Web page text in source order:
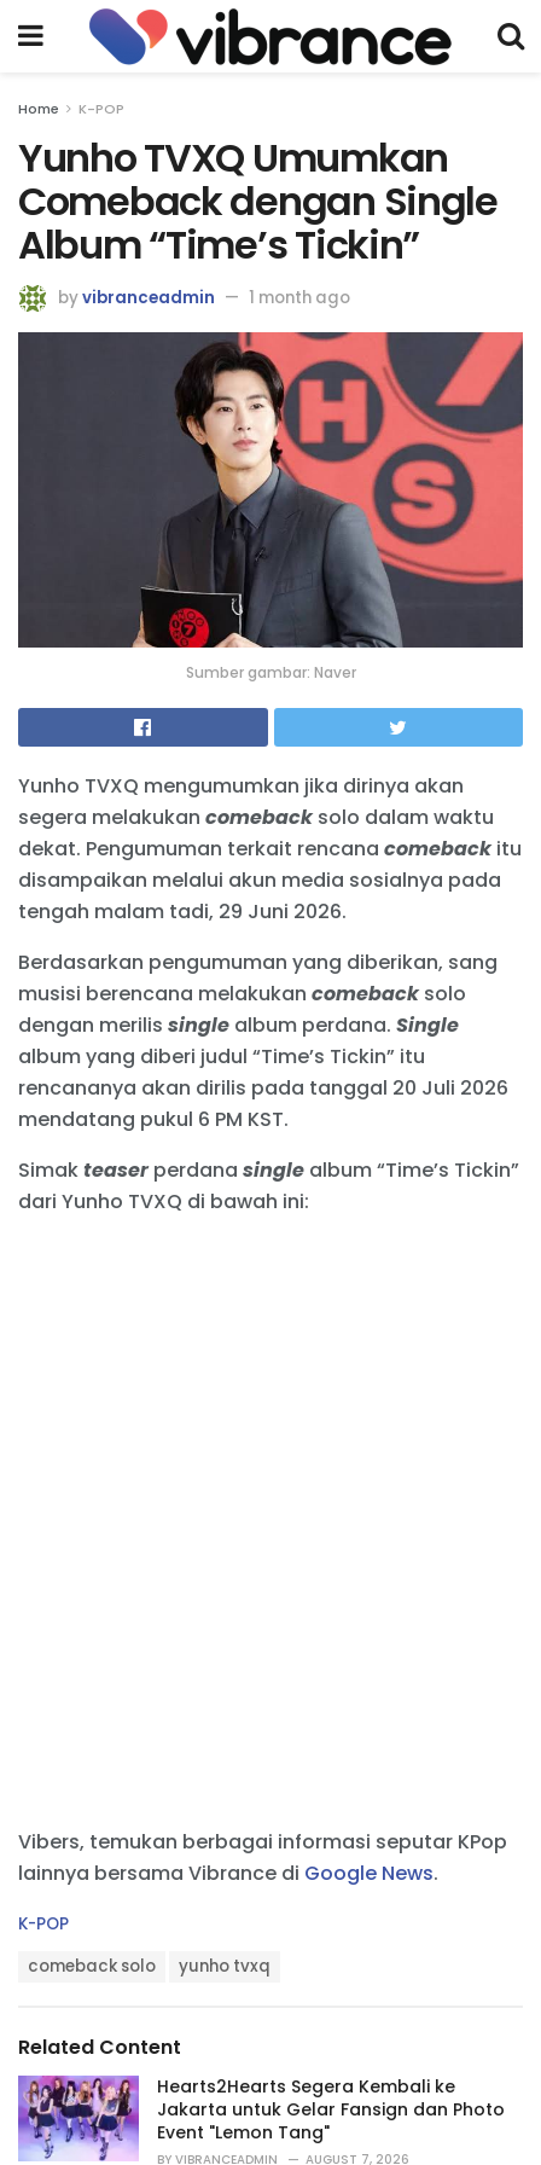
Home K-POP
Yunho TVXQ Umumkan
Comeback dengan Single
Album “Time’s Tickin”
byvibranceadmin 1 month ago
Sumber gambar: Naver
Yunho TVXQ mengumumkan jika dirinya akan
segera melakukan comebacksolo dalam waktu
dekat. Pengumuman terkait rencana comebackitu
disampaikan melalui akun media sosialnya pada
tengah malam tadi, 29 Juni 2026.
Berdasarkan pengumuman yang diberikan, sang
musisi berencana melakukan comebacksolo
dengan merilis single album perdana. Single
album yang diberi judul “Time’s Tickin” itu
rencananya akan dirilis pada tanggal 20 Juli 2026
mendatang pukul 6 PM KST.
Simakteaserperdana single album “Time’s Tickin”
dari Yunho TVXQ di bawah ini:
Vibers, temukan berbagai informasi seputar KPop
lainnya bersama Vibrance di Google News.
C
r
i
e
s
:
K-POP
:
comeback solo yunho tvxq
Related Content
Hearts2Hearts Segera Kembali ke
Jakarta untuk Gelar Fansign dan Photo
Event "Lemon Tang"
BY VIBRANCEADMIN AUGUST 7, 2026